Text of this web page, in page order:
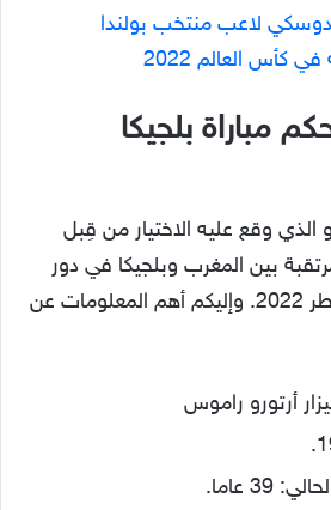
لاعب منتخب بولندا
كأس العالم 2022
مباراة بلجيكا
الذي وقع عليه الاختيار من قِبل
بين المغرب وبلجيكا في دور
المجموعات مونديال قطر 2022. وإليكم أهم المعلومات عن
أرتورو راموس
عاما.